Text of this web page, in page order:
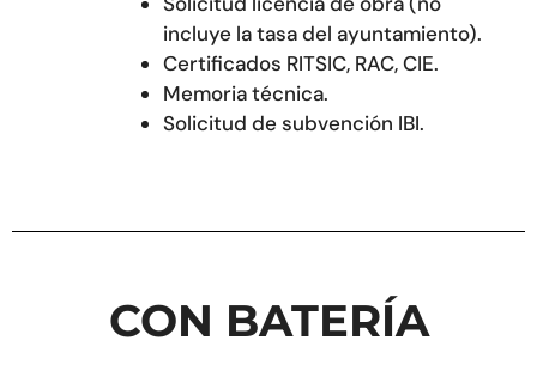
incluye la tasa del ayuntamiento).
Certificados RITSIC, RAC, CIE.
Memoria técnica.
Solicitud de subvención IBI.
CON BATERÍA